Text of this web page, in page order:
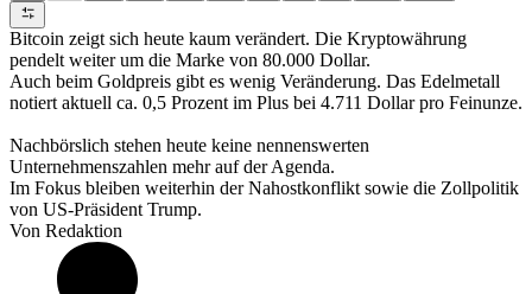
Bitcoin zeigt sich heute kaum verändert. Die Kryptowährung
pendelt weiter um die Marke von 80.000 Dollar.
Auch beim Goldpreis gibt es wenig Veränderung. Das Edelmetall
notiert aktuell ca. 0,5 Prozent im Plus bei 4.711 Dollar pro Feinunze.
Nachbörslich stehen heute keine nennenswerten
Unternehmenszahlen mehr auf der Agenda.
Im Fokus bleiben weiterhin der Nahostkonflikt sowie die Zollpolitik
von US-Präsident Trump.
Von Redaktion